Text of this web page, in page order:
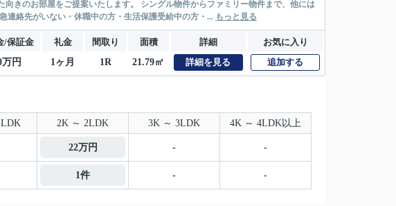
す。 シングル物件からファミリー物件まで、他には
ります。 保証人がいない・緊急連絡先がいない・休職中の方・生活保護受給中の方・... もっと見る
/保証金 礼金 間取り 面積 詳細
お気に入り
万円 1ヶ月 1R 21.79㎡ 詳細を見る 追加する
2K ～ 2LDK 3K ～ 3LDK 4K ～ 4LDK以上
22万円 - -
1件 - -